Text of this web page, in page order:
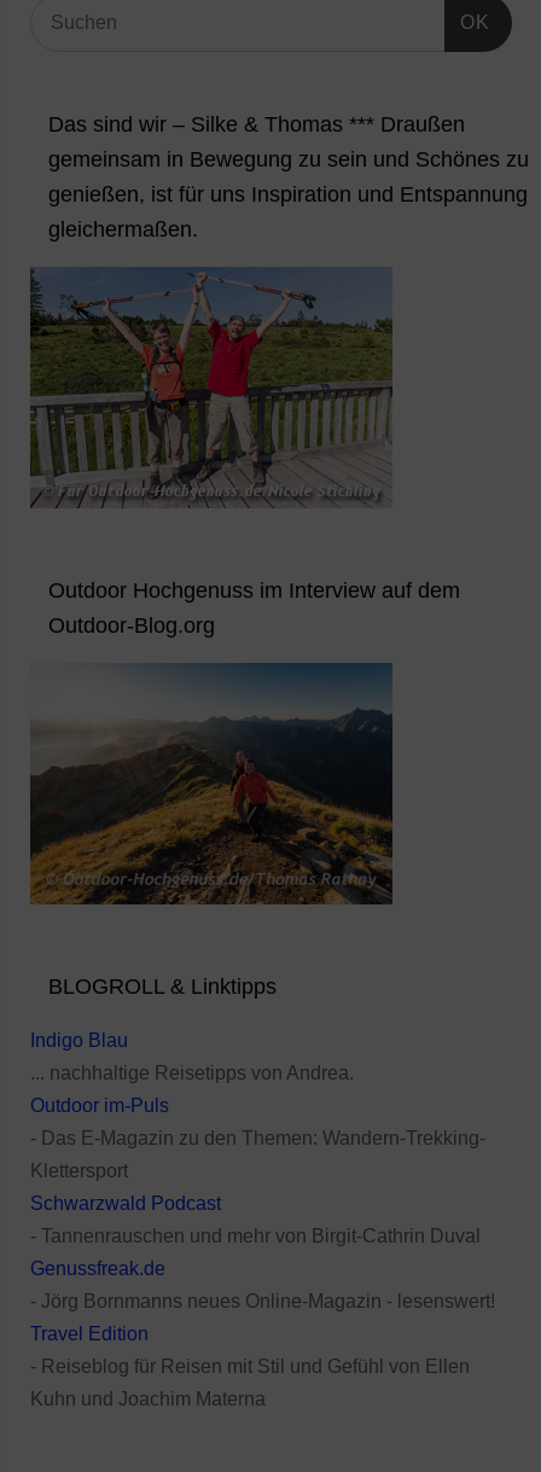
OK
Das sind wir – Silke & Thomas *** Draußen
gemeinsam in Bewegung zu sein und Schönes zu
genießen, ist für uns Inspiration und Entspannung
gleichermaßen.
Outdoor Hochgenuss im Interview auf dem
Outdoor-Blog.org
BLOGROLL & Linktipps
Indigo Blau
... nachhaltige Reisetipps von Andrea.
Outdoor im-Puls
- Das E-Magazin zu den Themen: Wandern-Trekking-
Klettersport
Schwarzwald Podcast
- Tannenrauschen und mehr von Birgit-Cathrin Duval
Genussfreak.de
- Jörg Bornmanns neues Online-Magazin - lesenswert!
Travel Edition
- Reiseblog für Reisen mit Stil und Gefühl von Ellen
Kuhn und Joachim Materna